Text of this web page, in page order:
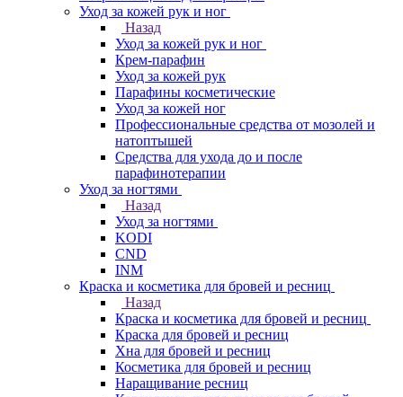
Уход за кожей рук и ног
Назад
Уход за кожей рук и ног
Крем-парафин
Уход за кожей рук
Парафины косметические
Уход за кожей ног
Профессиональные средства от мозолей и
натоптышей
Средства для ухода до и после
парафинотерапии
Уход за ногтями
Назад
Уход за ногтями
KODI
CND
INM
Краска и косметика для бровей и ресниц
Назад
Краска и косметика для бровей и ресниц
Краска для бровей и ресниц
Хна для бровей и ресниц
Косметика для бровей и ресниц
Наращивание ресниц